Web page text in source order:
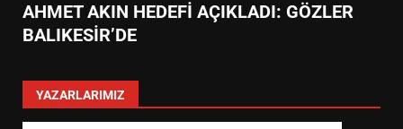
AHMET AKIN HEDEFİ AÇIKLADI: GÖZLER
BALIKESİR’DE
YAZARLARIMIZ